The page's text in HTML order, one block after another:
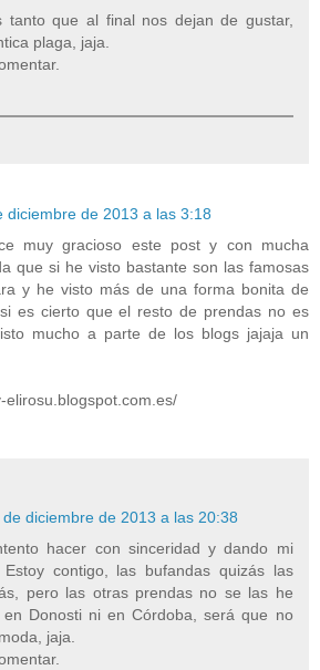
tanto que al final nos dejan de gustar,
plaga, jaja.
diciembre de 2013 a las 3:18
muy gracioso este post y con mucha
que si he visto bastante son las famosas
y he visto más de una forma bonita de
es cierto que el resto de prendas no es
mucho a parte de los blogs jajaja un
elirosu.blogspot.com.es/
de diciembre de 2013 a las 20:38
hacer con sinceridad y dando mi
contigo, las bufandas quizás las
pero las otras prendas no se las he
Donosti ni en Córdoba, será que no
jaja.